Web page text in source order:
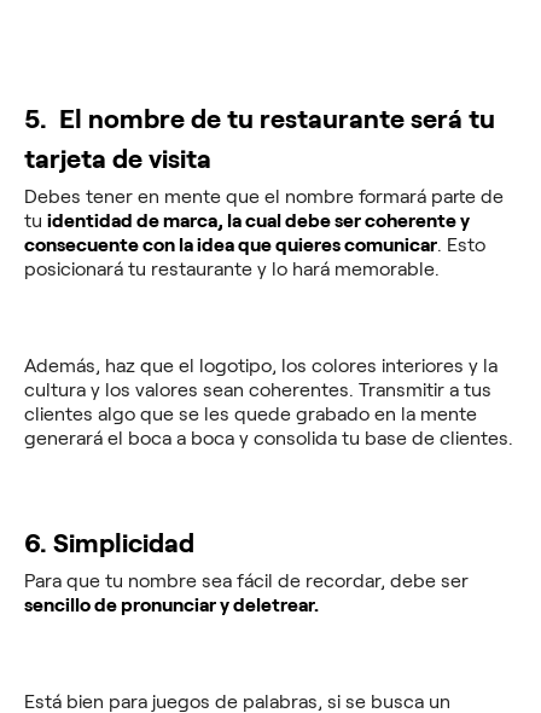
5. El nombre de tu restaurante será tu
tarjeta de visita
Debes tener en mente que el nombre formará parte de
tu identidad de marca, la cual debe ser coherente y
consecuente con la idea que quieres comunicar. Esto
posicionará tu restaurante y lo hará memorable.
Además, haz que el logotipo, los colores interiores y la
cultura y los valores sean coherentes. Transmitir a tus
clientes algo que se les quede grabado en la mente
generará el boca a boca y consolida tu base de clientes.
6. Simplicidad
Para que tu nombre sea fácil de recordar, debe ser
sencillo de pronunciar y deletrear.
Está bien para juegos de palabras, si se busca un